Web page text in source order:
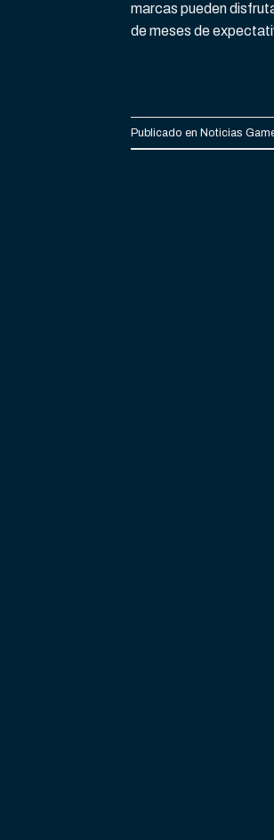
marcas pueden
de meses de
Publicado en Noticias